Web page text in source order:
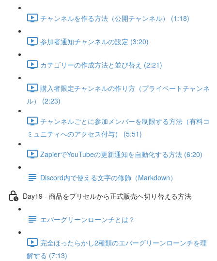
チャンネルを作る方法（公開チャンネル） (1:18)
参加者通知チャンネルの設定 (3:20)
カテゴリーの作成方法と並び替え (2:21)
購入者限定チャンネルの作り方（プライベートチャンネ
ル） (2:23)
チャンネルごとに参加メンバーを制限する方法（有料コ
ミュニティへのアクセス付与） (5:51)
ZapierでYouTubeの更新通知を自動化する方法 (6:20)
Discord内で使える文字の修飾（Markdown）
Day19 - 商品をプリセルから正式販売へ切り替える方法
エバーグリーンローンチとは？
完全ほったらかし2種類のエバーグリーンローンチを理
解する (7:13)